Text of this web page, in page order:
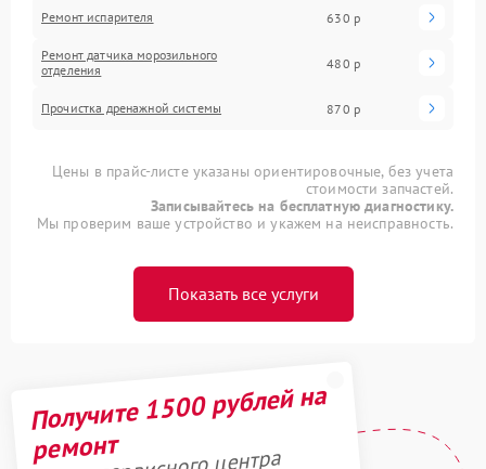
Ремонт испарителя 630 р
Ремонт датчика морозильного
отделения
480 р
Прочистка дренажной системы 870 р
Цены в прайс-листе указаны ориентировочные, без учета
стоимости запчастей.
Записывайтесь на бесплатную диагностику.
Мы проверим ваше устройство и укажем на неисправность.
Показать все услуги
Получите 1500 рублей на
ремонт